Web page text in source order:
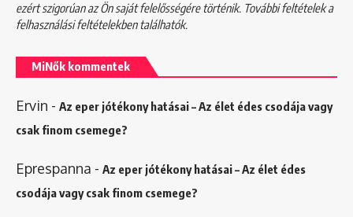
ezért szigorúan az Ön saját felelősségére történik. További feltételek a
felhasználási feltételekbentalálhatók.
MiNők kommentek
Ervin - Az eper jótékony hatásai – Az élet édes csodája vagy
csak finom csemege?
Eprespanna - Az eper jótékony hatásai – Az élet édes
csodája vagy csak finom csemege?